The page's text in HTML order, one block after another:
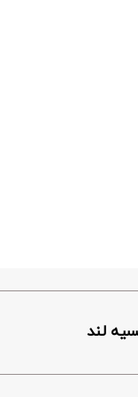
لند